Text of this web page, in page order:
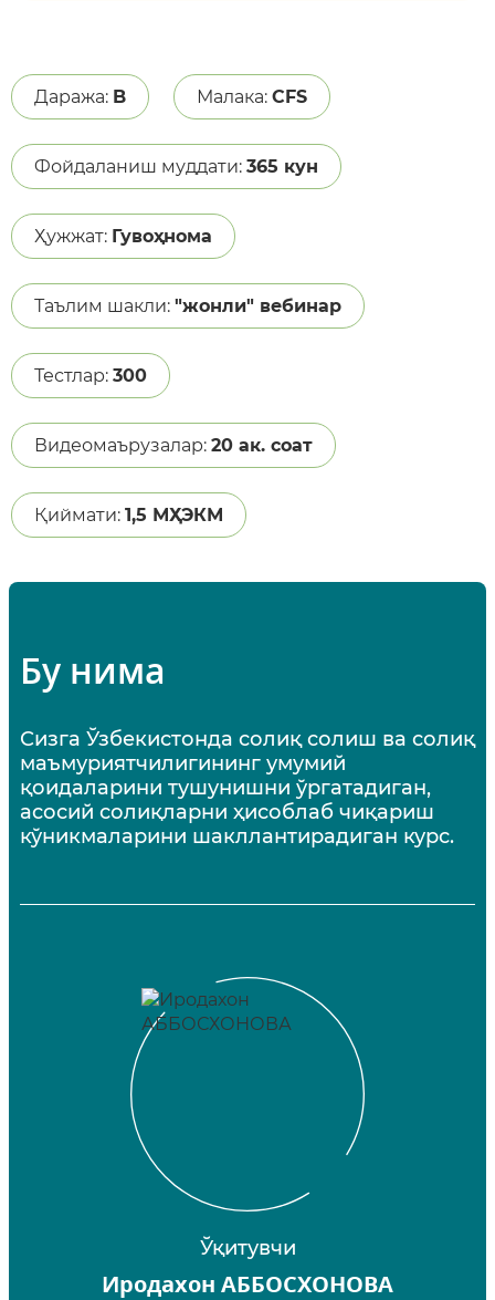
Даража: B Малака: CFS
Фойдаланиш муддати: 365 кун
Ҳужжат: Гувоҳнома
Таълим шакли: "жонли" вебинар
Тестлар: 300
Видеомаърузалар: 20 ак. соат
Қиймати: 1,5 МҲЭКМ
Бу нима
Сизга Ўзбекистонда солиқ солиш ва солиқ
маъмуриятчилигининг умумий
қоидаларини тушунишни ўргатадиган,
асосий солиқларни ҳисоблаб чиқариш
кўникмаларини шакллантирадиган курс.
Ўқитувчи
Иродахон АББОСХОНОВА